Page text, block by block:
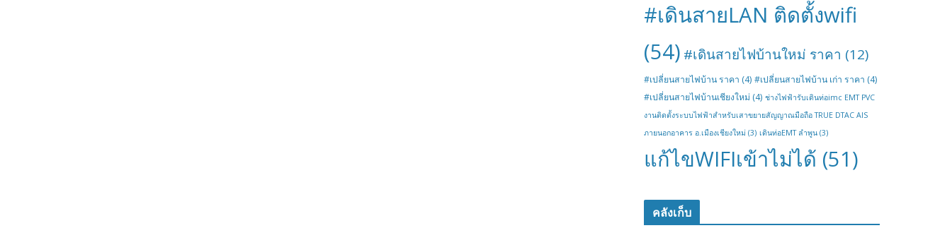
#เดินสายLAN ติดตั้งwifi
(54) #เดินสายไฟบ้านใหม่ ราคา (12)
#เปลี่ยนสายไฟบ้าน ราคา (4) #เปลี่ยนสายไฟบ้าน เก่า ราคา (4)
#เปลี่ยนสายไฟบ้านเชียงใหม่ (4) ช่างไฟฟ้ารับเดินท่อimc EMT PVC
งานติดตั้งระบบไฟฟ้าสำหรับเสาขยายสัญญาณมือถือ TRUE DTAC AIS
ภายนอกอาคาร อ.เมืองเชียงใหม่ (3) เดินท่อEMT ลำพูน (3)
แก้ไขWIFIเข้าไม่ได้ (51)
คลังเก็บ